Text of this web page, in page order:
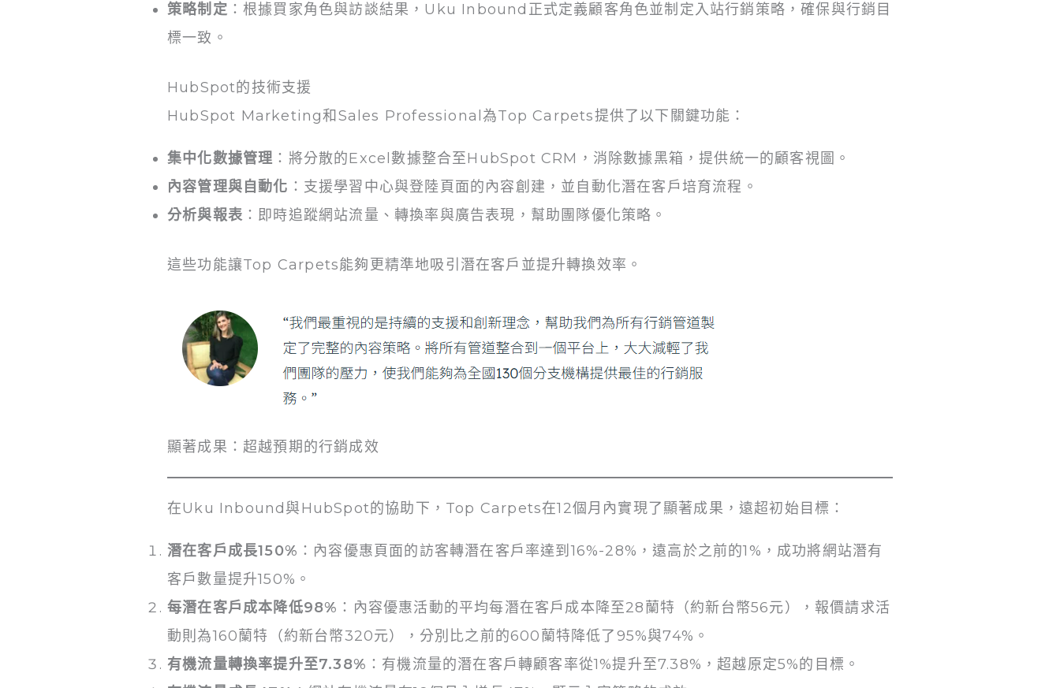
策略制定 ：根據買家角色與訪談結果，Uku Inbound正式定義顧客角色並制定入站行銷策略，確保與行銷目
標一致。
HubSpot的技術支援
HubSpot Marketing和Sales Professional為Top Carpets提供了以下關鍵功能：
集中化數據管理 ：將分散的Excel數據整合至HubSpot CRM，消除數據黑箱，提供統一的顧客視圖。
內容管理與自動化 ：支援學習中心與登陸頁面的內容創建，並自動化潛在客戶培育流程。
分析與報表 ：即時追蹤網站流量、轉換率與廣告表現，幫助團隊優化策略。
這些功能讓Top Carpets能夠更精準地吸引潛在客戶並提升轉換效率。
顯著成果：超越預期的行銷成效
在Uku Inbound與HubSpot的協助下，Top Carpets在12個月內實現了顯著成果，遠超初始目標：
潛在客戶成長150% ：內容優惠頁面的訪客轉潛在客戶率達到16%-28%，遠高於之前的1%，成功將網站潛有
客戶數量提升150%。
每潛在客戶成本降低98% ：內容優惠活動的平均每潛在客戶成本降至28蘭特（約新台幣56元），報價請求活
動則為160蘭特（約新台幣320元），分別比之前的600蘭特降低了95%與74%。
有機流量轉換率提升至7.38% ：有機流量的潛在客戶轉顧客率從1%提升至7.38%，超越原定5%的目標。